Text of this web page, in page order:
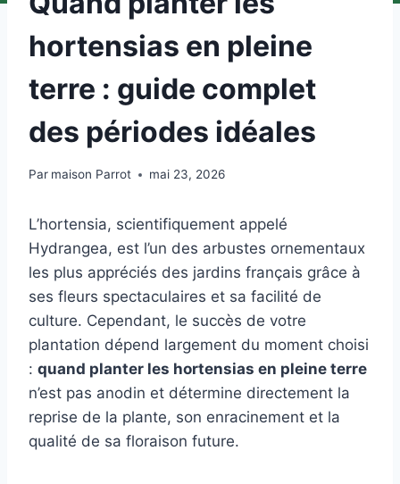
hortensias en pleine
terre : guide complet
des périodes idéales
Par maison Parrot mai 23, 2026
L’hortensia, scientifiquement appelé
Hydrangea, est l’un des arbustes ornementaux
les plus appréciés des jardins français grâce à
ses fleurs spectaculaires et sa facilité de
culture. Cependant, le succès de votre
plantation dépend largement du moment choisi
: quand planter les hortensias en pleine terre
n’est pas anodin et détermine directement la
reprise de la plante, son enracinement et la
qualité de sa floraison future.